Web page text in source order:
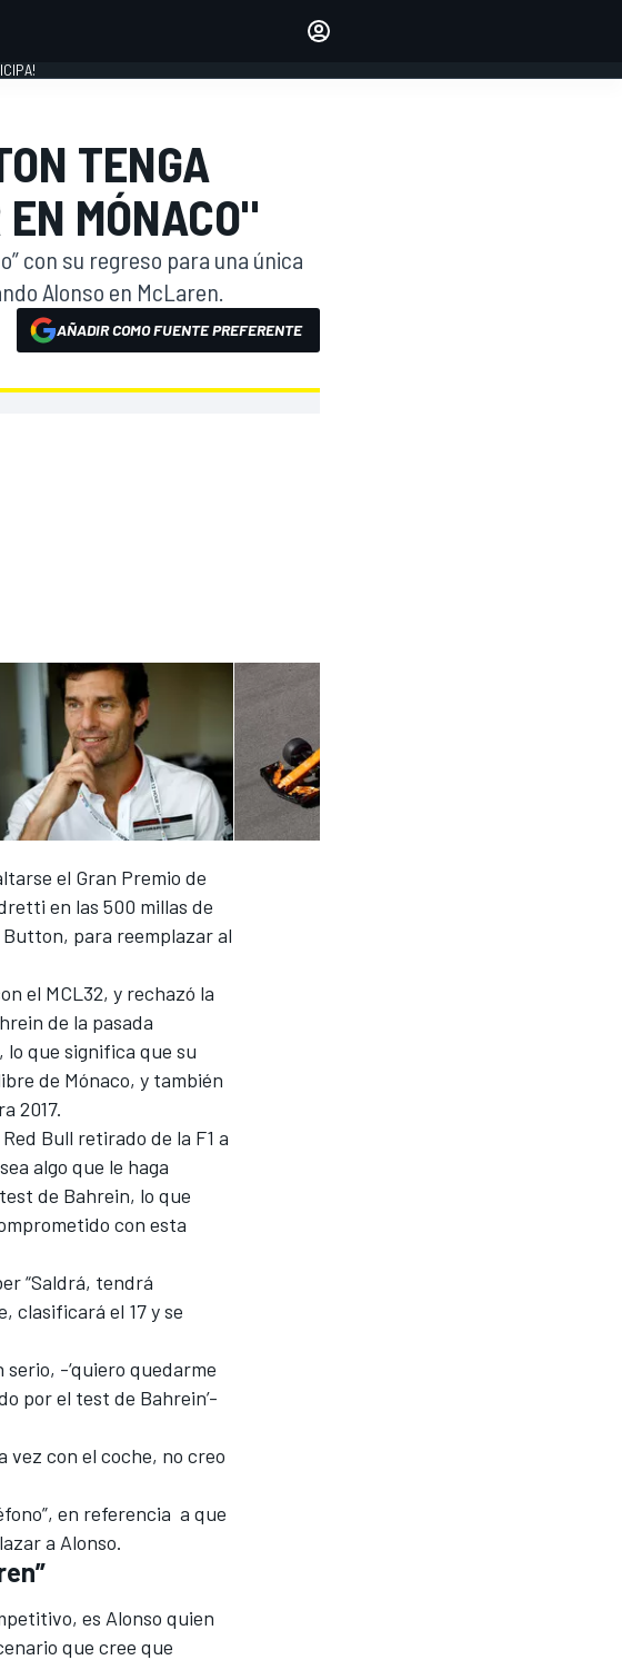
TENGA
MÓNACO"
con su regreso para una única
Alonso en McLaren.
AÑADIR COMO FUENTE PREFERENTE
el Gran Premio de
en las 500 millas de
para reemplazar al
el MCL32, y rechazó la
de la pasada
lo que significa que su
de Mónaco, y también
2017.
Bull retirado de la F1 a
algo que le haga
de Bahrein, lo que
con esta
“Saldrá, tendrá
clasificará el 17 y se
-‘quiero quedarme
por el test de Bahrein’-
vez con el coche, no creo
en referencia a que
a Alonso.
es Alonso quien
que cree que